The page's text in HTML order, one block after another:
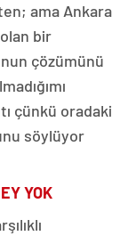
ama Ankara
bir
çözümünü
çünkü oradaki
söylüyor
YOK